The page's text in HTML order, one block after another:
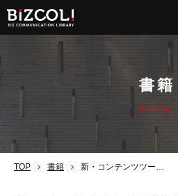
書籍
BOOK
TOP 書籍 新・コンテンツツーリズム論（１）観光行動篇 人はなぜ物語の地に向かうのか